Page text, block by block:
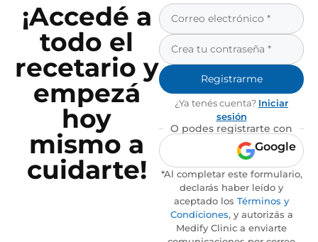
¡Accedé a
todo el
recetario y
empezá
hoy
mismo a
cuidarte!
Registrarme
¿Ya tenés cuenta? Iniciar
sesión
O podes registrarte con
Google
*Al completar este formulario,
declarás haber leído y
aceptado los Términos y
Condiciones, y autorizás a
Medify Clinic a enviarte